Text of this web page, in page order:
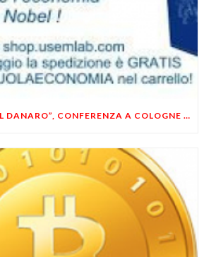
“IL FUTURO DEL DANARO”, CONFERENZA A COLOGNE (BS) DI CARBONE